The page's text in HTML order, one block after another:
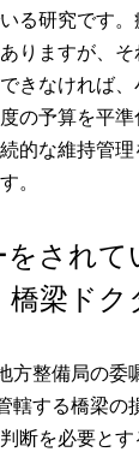
る研究です
りますが、
きなければ
の予算を平
的な維持管
。
されて
梁ドク
方整備局の委
轄する橋梁の
断を必要と